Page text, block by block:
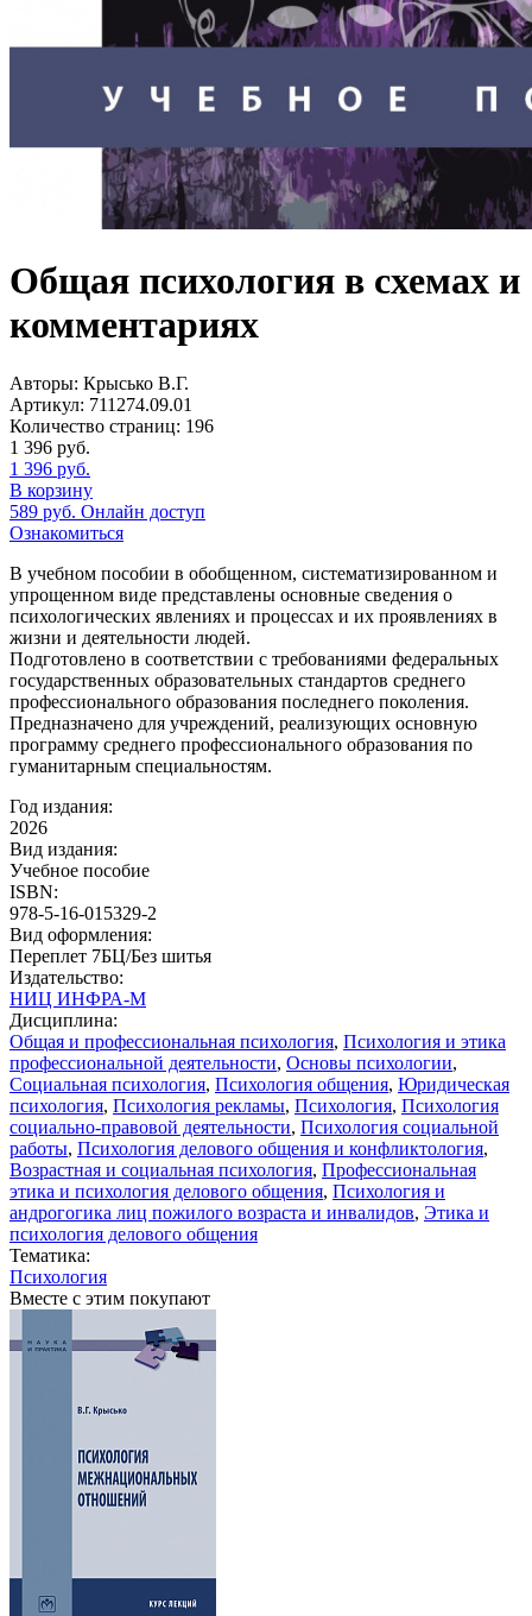
Общая психология в схемах и
комментариях
Авторы: Крысько В.Г.
Артикул: 711274.09.01
Количество страниц: 196
1 396 руб.
1 396 руб.
В корзину
589 руб. Онлайн доступ
Ознакомиться
В учебном пособии в обобщенном, систематизированном и
упрощенном виде представлены основные сведения о
психологических явлениях и процессах и их проявлениях в
жизни и деятельности людей.
Подготовлено в соответствии с требованиями федеральных
государственных образовательных стандартов среднего
профессионального образования последнего поколения.
Предназначено для учреждений, реализующих основную
программу среднего профессионального образования по
гуманитарным специальностям.
Год издания:
2026
Вид издания:
Учебное пособие
ISBN:
978-5-16-015329-2
Вид оформления:
Переплет 7БЦ/Без шитья
Издательство:
НИЦ ИНФРА-М
Дисциплина:
Общая и профессиональная психология, Психология и этика
профессиональной деятельности, Основы психологии,
Социальная психология, Психология общения, Юридическая
психология, Психология рекламы, Психология, Психология
социально-правовой деятельности, Психология социальной
работы, Психология делового общения и конфликтология,
Возрастная и социальная психология, Профессиональная
этика и психология делового общения, Психология и
андрогогика лиц пожилого возраста и инвалидов, Этика и
психология делового общения
Тематика:
Психология
Вместе с этим покупают